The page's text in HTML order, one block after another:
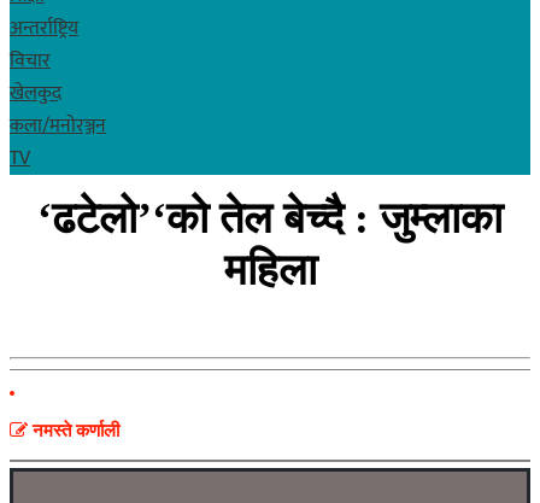
अन्तर्राष्ट्रिय
विचार
खेलकुद
कला/मनाेरञ्जन
TV
‘ढटेलो’‘काे तेल बेच्दै : जुम्लाका
महिला
नमस्ते कर्णाली